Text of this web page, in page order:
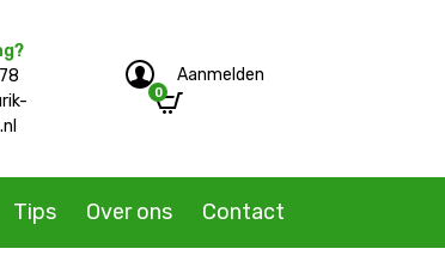
Aanmelden
0
Tips Over ons Contact